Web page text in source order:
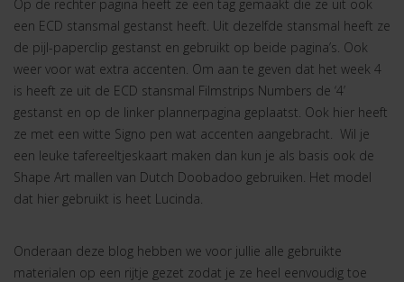
Op de rechter pagina heeft ze een tag gemaakt die ze uit ook
een ECD stansmal gestanst heeft. Uit dezelfde stansmal heeft ze
de pijl-paperclip gestanst en gebruikt op beide pagina’s. Ook
weer voor wat extra accenten. Om aan te geven dat het week 4
is heeft ze uit de ECD stansmal Filmstrips Numbers de ‘4’
gestanst en op de linker plannerpagina geplaatst. Ook hier heeft
ze met een witte Signo pen wat accenten aangebracht. Wil je
een leuke tafereeltjeskaart maken dan kun je als basis ook de
Shape Art mallen van Dutch Doobadoo gebruiken. Het model
dat hier gebruikt is heet Lucinda.
Onderaan deze blog hebben we voor jullie alle gebruikte
materialen op een rijtje gezet zodat je ze heel eenvoudig toe